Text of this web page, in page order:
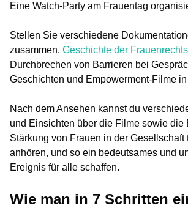
Eine Watch-Party am Frauentag
Stellen Sie verschiedene
zusammen. Geschichte der
Durchbrechen von Barrieren bei
Geschichten und Empowerment-Filme
Nach dem Ansehen kannst du
und Einsichten über die Filme sowie die
Stärkung von Frauen in der Gesellschaft
anhören, und so ein bedeutsames und
Ereignis für alle schaffen.
Wie man in 7 Schritten